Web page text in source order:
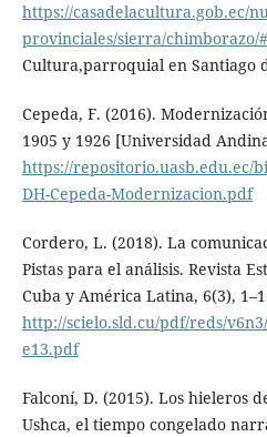
https://casadelacultura.gob.ec/
provinciales/sierra/chimborazo/
Cultura,parroquial en Santiago
Cepeda, F. (2016).
1905 y 1926 [Universidad
https://repositorio.uasb.edu.ec/
DH-Cepeda-Modernizacion.pdf
Cordero, L. (2018). La
Pistas para el análisis. Revista
Cuba y América Latina, 6(3),
http://scielo.sld.cu/pdf/reds/
e13.pdf
Falconí, D. (2015). Los hieleros
Ushca, el tiempo congelado